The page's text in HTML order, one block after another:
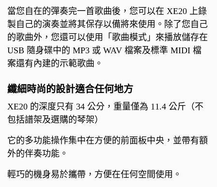
當您自在的彈奏完一首歌曲後，您可以在 XE20 上錄
製自己的演奏並將其保存以備將來使用。除了您自己
的歌曲外，您還可以使用「歌曲模式」來播放儲存在
USB 隨身碟中的 MP3 或 WAV 檔案及標準 MIDI 檔
案還有內建的示範歌曲。
纖細時尚的設計適合任何地方
XE20 的深度只有 34 公分，重量僅為 11.4 公斤（不
包括譜架及選購的琴架）
它的多功能操作集中在方便的前面板中央，並帶有額
外的伴奏功能。
輕巧的機身易於攜帶，方便在任何空間使用。